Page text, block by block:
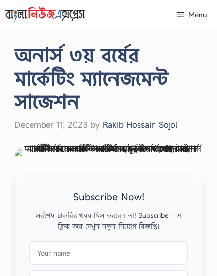
to
Menu
অনার্স ৩য় বর্ষের
মার্কেটিং ম্যানেজমেন্ট
সাজেশন
December 11, 2023 by Rakib Hossain Sojol
Subscribe Now!
সর্বশেষ চাকরির খবর মিস করবেন না! Subscribe - এ
ক্লিক করে দেখুন নতুন নিয়োগ বিজ্ঞপ্তি।